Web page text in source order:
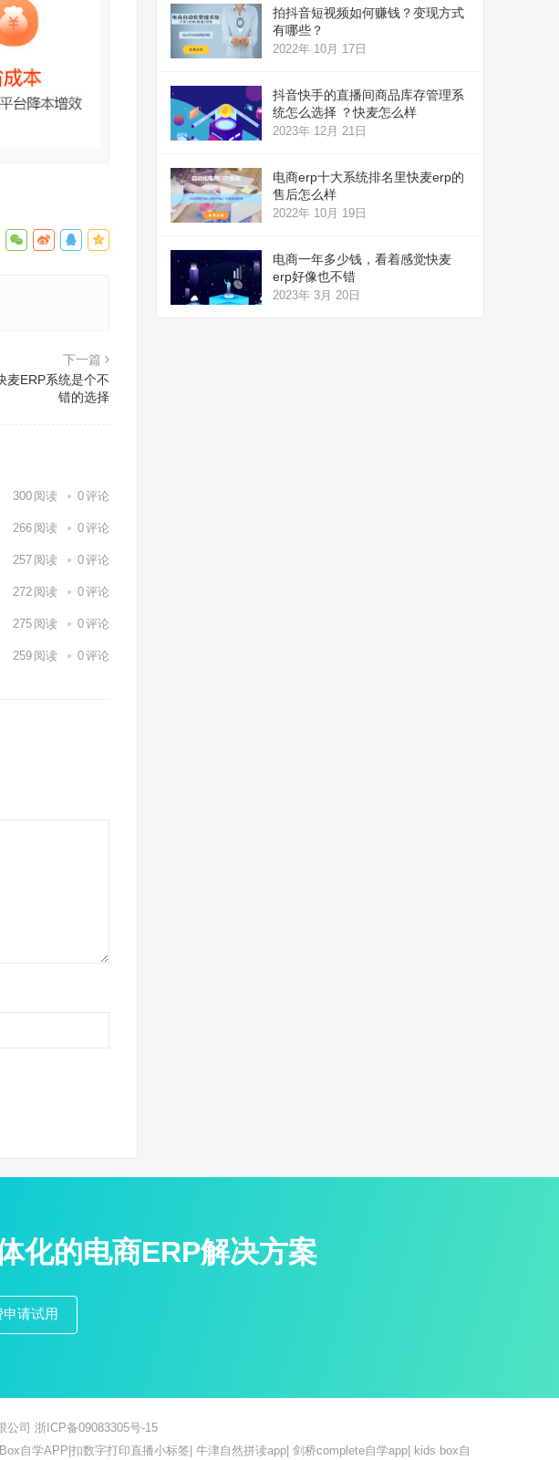
下一篇
麦ERP系统是个不
错的选择
300 阅读 0评论
266 阅读 0评论
257 阅读 0评论
272 阅读 0评论
275 阅读 0评论
259 阅读 0评论
拍抖音短视频如何赚钱？变现方式
有哪些？
2022年 10月 17日
抖音快手的直播间商品库存管理系
统怎么选择 ？快麦怎么样
2023年 12月 21日
电商erp十大系统排名里快麦erp的
售后怎么样
2022年 10月 19日
电商一年多少钱，看着感觉快麦
erp好像也不错
2023年 3月 20日
化的电商ERP解决方案
申请试用
公司 浙ICP备09083305号-15
自学APP|扣数字打印直播小标签| 牛津自然拼读app| 剑桥complete自学app| kids box自